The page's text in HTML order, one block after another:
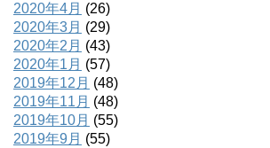
2020年4月 (26)
2020年3月 (29)
2020年2月 (43)
2020年1月 (57)
2019年12月 (48)
2019年11月 (48)
2019年10月 (55)
2019年9月 (55)